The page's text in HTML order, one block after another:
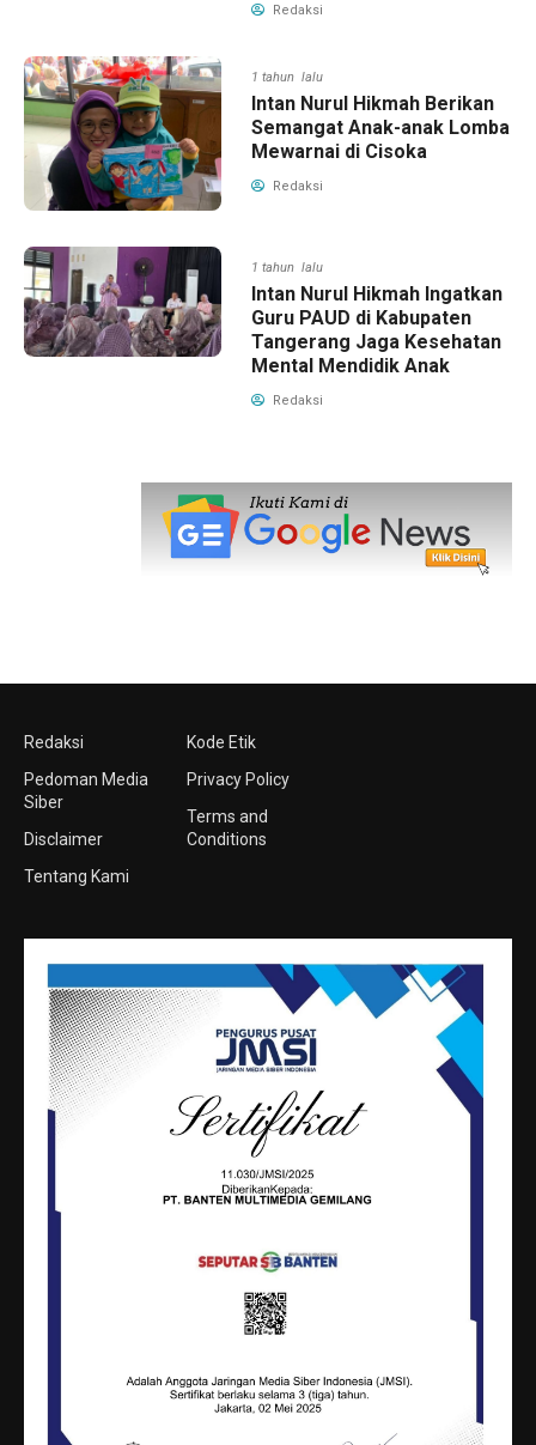
Redaksi
1 tahun lalu
Intan Nurul Hikmah Berikan
Semangat Anak-anak Lomba
Mewarnai di Cisoka
Redaksi
1 tahun lalu
Intan Nurul Hikmah Ingatkan
Guru PAUD di Kabupaten
Tangerang Jaga Kesehatan
Mental Mendidik Anak
Redaksi
Redaksi
Pedoman Media
Siber
Disclaimer
Tentang Kami
Kode Etik
Privacy Policy
Terms and
Conditions